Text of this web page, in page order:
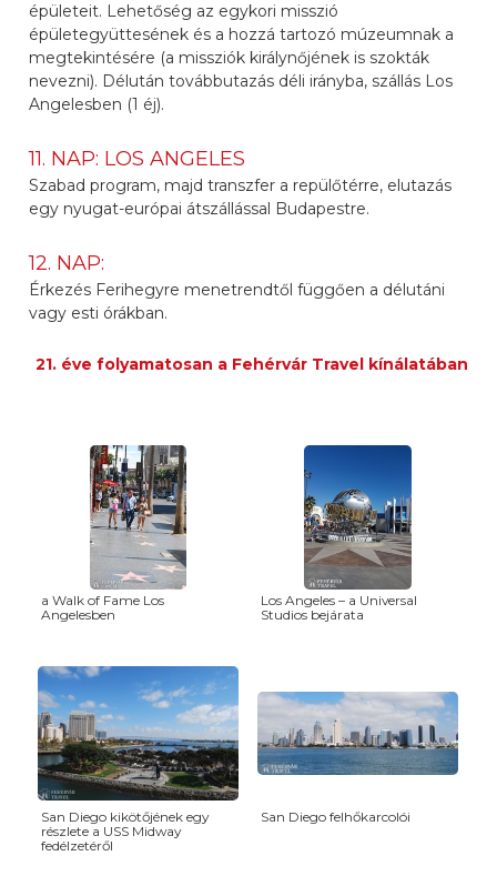
épületeit. Lehetőség az egykori misszió
épületegyüttesének és a hozzá tartozó múzeumnak a
megtekintésére (a missziók királynőjének is szokták
nevezni). Délután továbbutazás déli irányba, szállás Los
Angelesben (1 éj).
11. NAP: LOS ANGELES
Szabad program, majd transzfer a repülőtérre, elutazás
egy nyugat-európai átszállással Budapestre.
12. NAP:
Érkezés Ferihegyre menetrendtől függően a délutáni
vagy esti órákban.
21. éve folyamatosan a Fehérvár Travel kínálatában
a Walk of Fame Los
Angelesben
Los Angeles – a Universal
Studios bejárata
San Diego kikötőjének egy
részlete a USS Midway
fedélzetéről
San Diego felhőkarcolói